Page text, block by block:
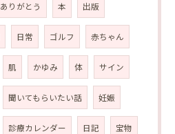
ありがとう 本 出版
日常 ゴルフ 赤ちゃん
肌 かゆみ 体 サイン
聞いてもらいたい話 妊娠
診療カレンダー 日記 宝物